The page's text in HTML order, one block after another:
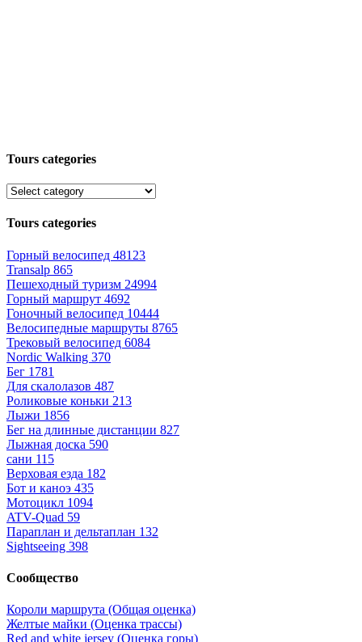
Tours categories
Tours categories
Горный велосипед 48123
Transalp 865
Пешеходный туризм 24994
Горный маршрут 4692
Гоночный велосипед 10444
Велосипедные маршруты 8765
Трековый велосипед 6084
Nordic Walking 370
Бег 1781
Для скалолазов 487
Роликовые коньки 213
Лыжи 1856
Бег на длинные дистанции 827
Лыжная доска 590
сани 115
Верховая езда 182
Бот и каноэ 435
Мотоцикл 1094
ATV-Quad 59
Параплан и дельтаплан 132
Sightseeing 398
Сообщество
Короли маршрута (Общая оценка)
Желтые майки (Оценка трассы)
Red and white jersey (Оценка горы)